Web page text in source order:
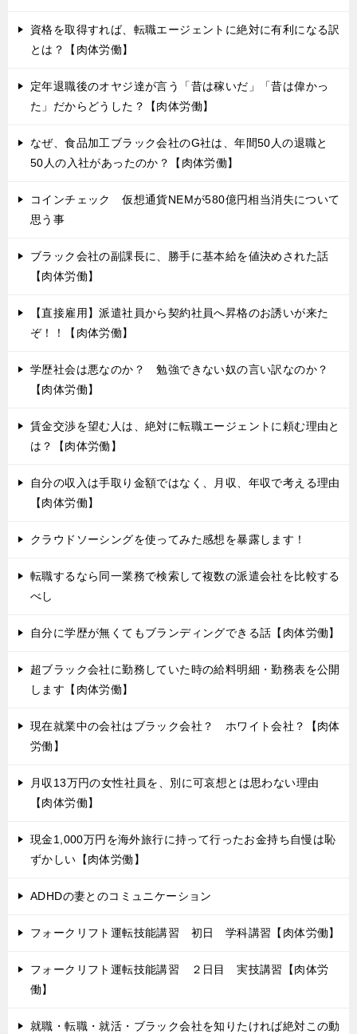
資格を取得すれば、転職エージェントに絶対に有利になる訳
とは？【肉体労働】
定年退職後のオヤジ達が言う「昔は稼いだ」「昔は偉かっ
た」だからどうした？【肉体労働】
なぜ、食品加工ブラック会社のG社は、年間50人の退職と
50人の入社があったのか？【肉体労働】
コインチェック 仮想通貨NEMが580億円相当消失について
思う事
ブラック会社の副課長に、勝手に基本給を値決めされた話
【肉体労働】
【直接雇用】派遣社員から契約社員へ昇格のお誘いが来た
ぞ！！【肉体労働】
学歴社会は悪なのか？ 勉強できない奴の言い訳なのか？
【肉体労働】
賃金交渉を望む人は、絶対に転職エージェントに頼む理由と
は？【肉体労働】
自分の収入は手取り金額ではなく、月収、年収で考える理由
【肉体労働】
クラウドソーシングを使ってみた感想を暴露します！
転職するなら同一業務で検索して複数の派遣会社を比較する
べし
自分に学歴が無くてもブランディングできる話【肉体労働】
超ブラック会社に勤務していた時の給料明細・勤務表を公開
します【肉体労働】
現在就業中の会社はブラック会社？ ホワイト会社？【肉体
労働】
月収13万円の女性社員を、別に可哀想とは思わない理由
【肉体労働】
現金1,000万円を海外旅行に持って行ったお金持ち自慢は恥
ずかしい【肉体労働】
ADHDの妻とのコミュニケーション
フォークリフト運転技能講習 初日 学科講習【肉体労働】
フォークリフト運転技能講習 ２日目 実技講習【肉体労
働】
就職・転職・就活・ブラック会社を知りたければ絶対この動